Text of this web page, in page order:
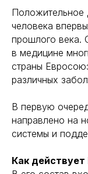
Положительное
человека
прошлого века.
в медицине
страны
различных
В первую
направлено на
системы и
Как действует